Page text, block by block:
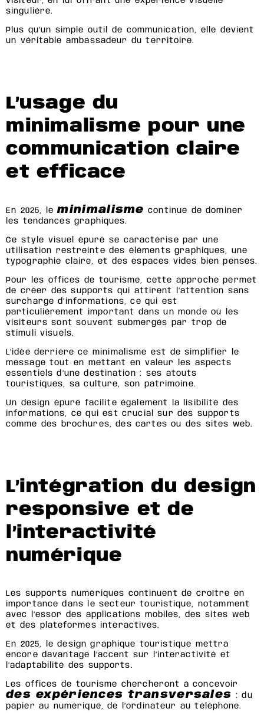
singulière.
Plus qu’un simple outil de communication, elle devient
un véritable ambassadeur du territoire.
L’usage du
minimalisme pour une
communication claire
et efficace
En 2025, leminimalisme continue de dominer
les tendances graphiques.
Ce style visuel épuré se caractérise par une
utilisation restreinte des éléments graphiques, une
typographie claire, et des espaces vides bien pensés.
Pour les offices de tourisme, cette approche permet
de créer des supports qui attirent l’attention sans
surcharge d’informations, ce qui est
particulièrement important dans un monde où les
visiteurs sont souvent submergés par trop de
stimuli visuels.
L’idée derrière ce minimalisme est de simplifier le
message tout en mettant en valeur les aspects
essentiels d’une destination : ses atouts
touristiques, sa culture, son patrimoine.
Un design épuré facilite également la lisibilité des
informations, ce qui est crucial sur des supports
comme des brochures, des cartes ou des sites web.
L’intégration du design
responsive et de
l’interactivité
numérique
Les supports numériques continuent de croître en
importance dans le secteur touristique, notamment
avec l’essor des applications mobiles, des sites web
et des plateformes interactives.
En 2025, le design graphique touristique mettra
encore davantage l’accent sur l’interactivité et
l’adaptabilité des supports.
Les offices de tourisme chercheront à concevoir
des expériences transversales : du
papier au numérique, de l’ordinateur au téléphone.